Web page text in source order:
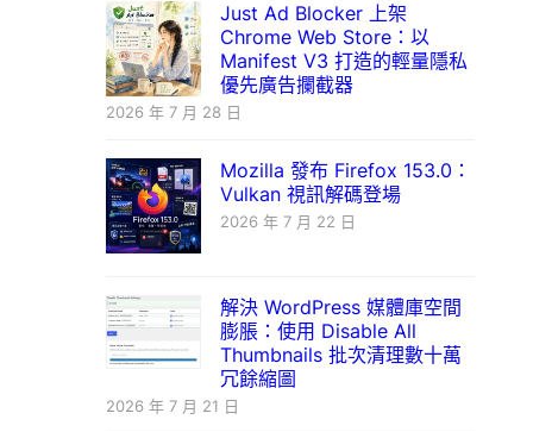
Just Ad Blocker 上架
Chrome Web Store：以
Manifest V3 打造的輕量隱私
優先廣告攔截器
2026 年 7 月 28 日
Mozilla 發布 Firefox 153.0：
Vulkan 視訊解碼登場
2026 年 7 月 22 日
解決 WordPress 媒體庫空間
膨脹：使用 Disable All
Thumbnails 批次清理數十萬
冗餘縮圖
2026 年 7 月 21 日